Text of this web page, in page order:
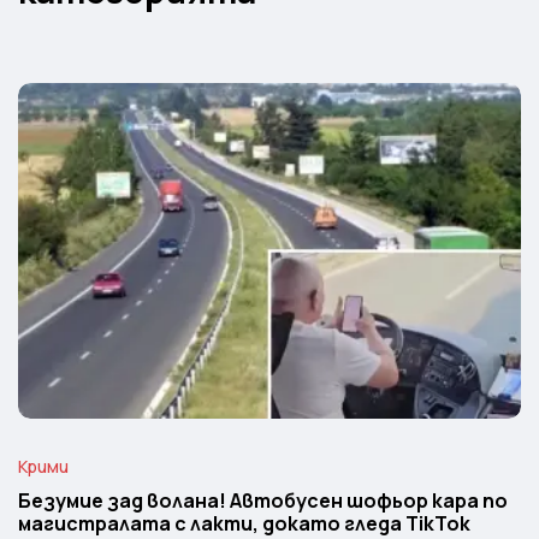
Крими
Безумие зад волана! Автобусен шофьор кара по
магистралата с лакти, докато гледа TikTok